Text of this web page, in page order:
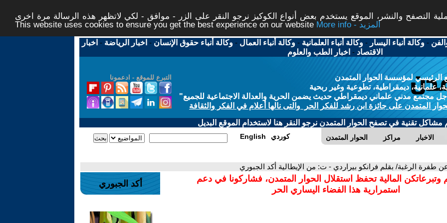
التصفح والنشر، الموقع يستخدم بعض أنواع الكوكيز نرجو النقر على الزر - موافق - لكي لاتظهر هذه الرسالة مرة اخرى -
This website uses cookies to ensure you get the best experience on our website
More info - المزيد
-وكالة أنباء اليسار -وكالة أنباء العلمانية -وكالة أنباء العمال -وكالة أنباء حقوق الإنسان - اخبار الرياضة - اخبار
الاقتصاد - اخبار الطب والعلوم
التبرع للموقع - ادعمونا
الرئيسي لمؤسسة الحوار المتمدن
علمانية، ديمقراطية، تطوعية وغير ربحية
مجتمع مدني علماني ديمقراطي حديث يضمن الحرية والعدالة الاجتماعية للجميع"
المتمدن على جائزة ابن رشد للفكر الحر والتى نالها أعلام في الفكر والثقافة
مشاكل تقنية في تصفح الحوار المتمدن نرجو النقر هنا لاستخدام الموقع البديل
الحوار المتمدن مراكز الاخبار English كوردي
طفرة الرغبة/ بقلم فرانكو بيراردي - ت: من الإيطالية أكد الجبوري
وتبرعاتكن المالية تحفظ استقلال الحوار المتمدن، فشاركونا في دعم
استمرارية هذا الفضاء اليساري الحر
أكد الجبوري